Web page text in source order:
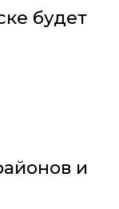
будет
и